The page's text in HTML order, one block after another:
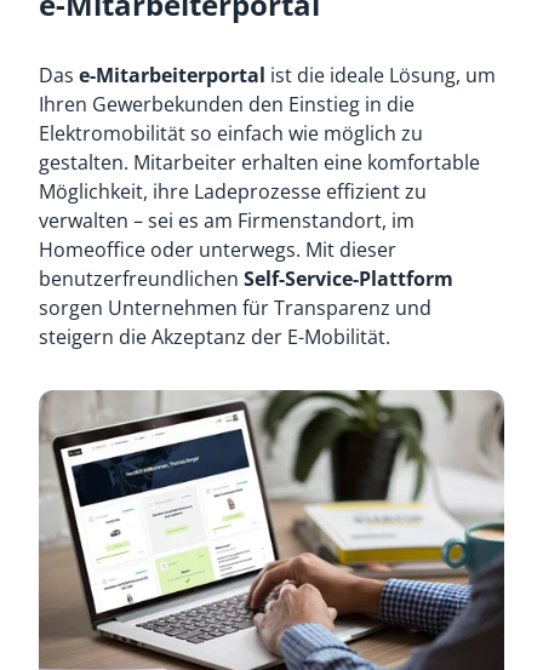
Das e-Mitarbeiterportal ist die ideale Lösung, um
Ihren Gewerbekunden den Einstieg in die
Elektromobilität so einfach wie möglich zu
gestalten. Mitarbeiter erhalten eine komfortable
Möglichkeit, ihre Ladeprozesse effizient zu
verwalten – sei es am Firmenstandort, im
Homeoffice oder unterwegs. Mit dieser
benutzerfreundlichen Self-Service-Plattform
sorgen Unternehmen für Transparenz und
steigern die Akzeptanz der E-Mobilität.